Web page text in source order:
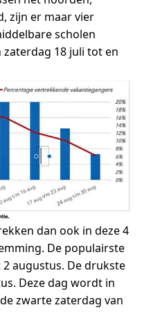
zijn er maar vier
scholen
18 juli tot en
dan ook in deze 4
De populairste
augustus. De drukste
Deze dag wordt in
zwarte zaterdag van